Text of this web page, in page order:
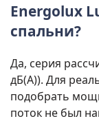
Energolux
спальни?
Да, серия
дБ(А)). Для
подобрать
поток не был